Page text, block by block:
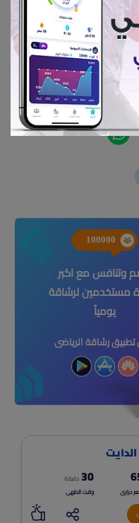
100000
وتنافس مع اكبر
مستخدمين لرشاقة
يومياً
رشاقة الرياضى
حرارى
30 دقيقة
وقت الطهى